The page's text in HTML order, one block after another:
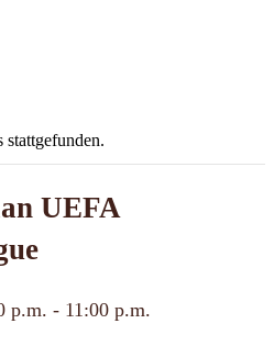
stattgefunden.
UEFA
p.m. - 11:00 p.m.